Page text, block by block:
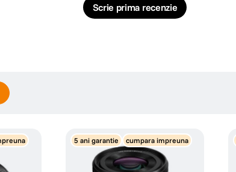
Scrie prima recenzie
5 ani garantie cumpara impreuna